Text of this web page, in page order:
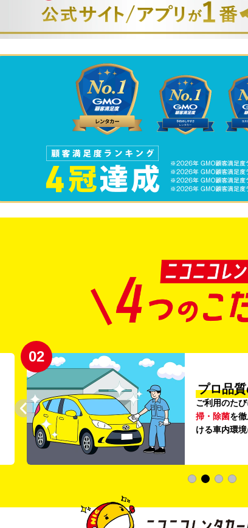
02
プロ品
ご利用のた
掃・除菌を
ける車内環